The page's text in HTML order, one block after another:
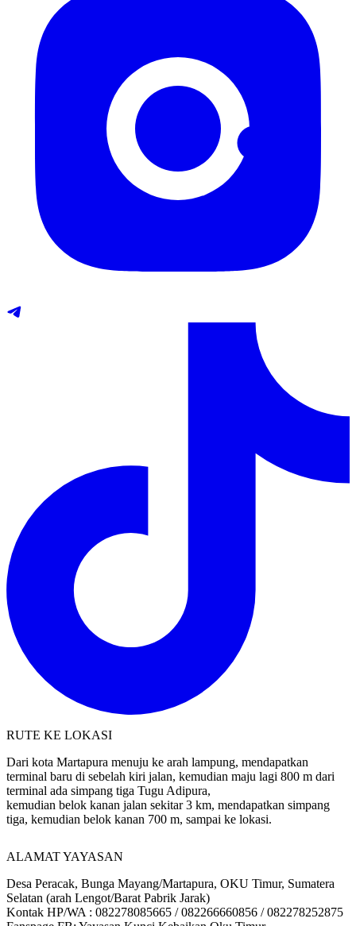
Telegram
RUTE KE LOKASI
Dari kota Martapura menuju ke arah lampung, mendapatkan
terminal baru di sebelah kiri jalan, kemudian maju lagi 800 m dari
terminal ada simpang tiga Tugu Adipura,
kemudian belok kanan jalan sekitar 3 km, mendapatkan simpang
tiga, kemudian belok kanan 700 m, sampai ke lokasi.
ALAMAT YAYASAN
Desa Peracak, Bunga Mayang/Martapura, OKU Timur, Sumatera
Selatan (arah Lengot/Barat Pabrik Jarak)
Kontak HP/WA : 082278085665 / 082266660856 / 082278252875